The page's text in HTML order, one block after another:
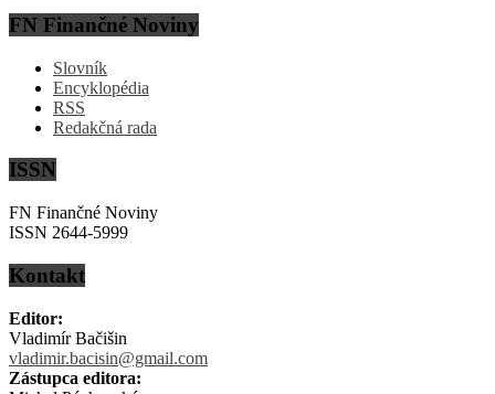
FN Finančné Noviny
Slovník
Encyklopédia
RSS
Redakčná rada
ISSN
FN Finančné Noviny
ISSN 2644-5999
Kontakt
Editor:
Vladimír Bačišin
vladimir.bacisin@gmail.com
Zástupca editora: